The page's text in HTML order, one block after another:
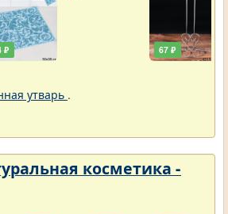
₽ 67 ₽
утварь .
косметика -